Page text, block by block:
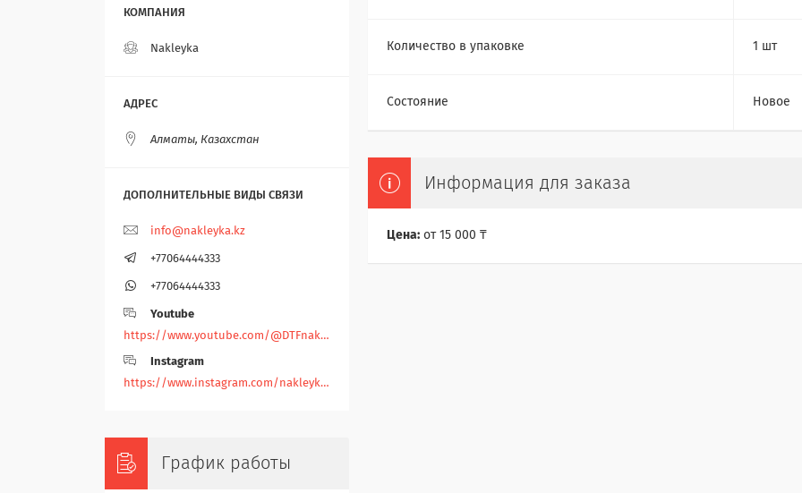
Количество в упаковке 1 шт
Состояние Новое
Информация для заказа
Цена: от 15 000 ₸
Nakleyka
Алматы, Казахстан
info@nakleyka.kz
+77064444333
+77064444333
Youtube
https://www.youtube.com/@DTFnakleyka
Instagram
https://www.instagram.com/nakleyka/
График работы